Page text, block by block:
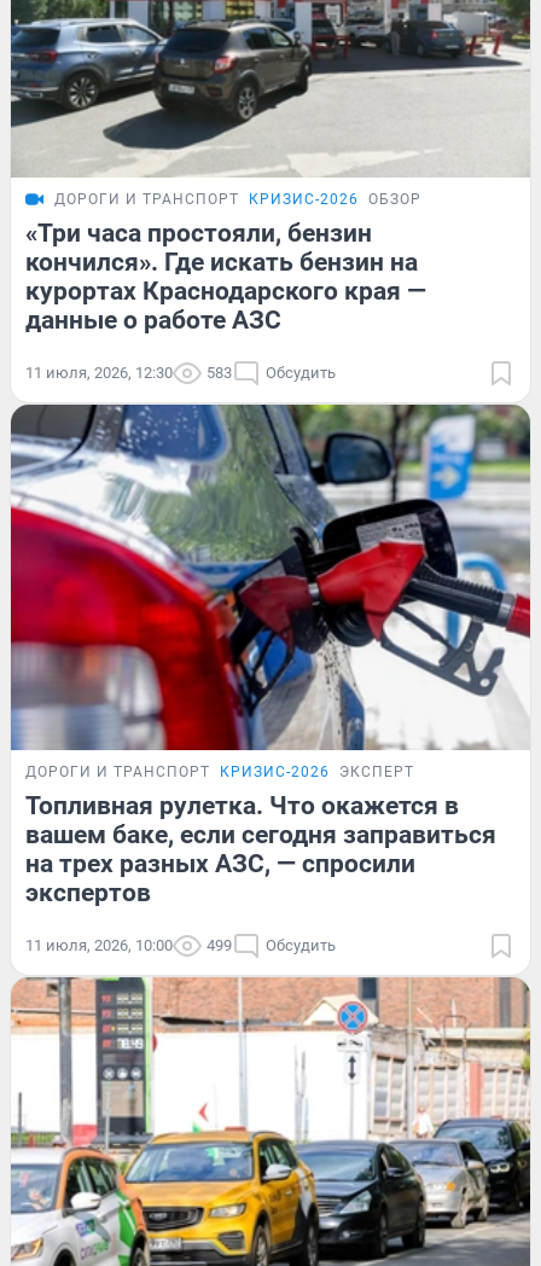
ДОРОГИ И ТРАНСПОРТ КРИЗИС-2026 ОБЗОР
«Три часа простояли, бензин
кончился». Где искать бензин на
курортах Краснодарского края —
данные о работе АЗС
11 июля, 2026, 12:30 583 Обсудить
ДОРОГИ И ТРАНСПОРТ КРИЗИС-2026 ЭКСПЕРТ
Топливная рулетка. Что окажется в
вашем баке, если сегодня заправиться
на трех разных АЗС, — спросили
экспертов
11 июля, 2026, 10:00 499 Обсудить